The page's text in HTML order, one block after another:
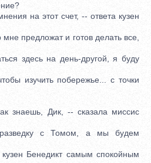
на этот счет, -- ответа кузен
предложат и готов делать все,
здесь на день-другой, я буду
изучить побережье... с точки
Дик, -- сказала миссис
с Томом, а мы будем
Бенедикт самым спокойным